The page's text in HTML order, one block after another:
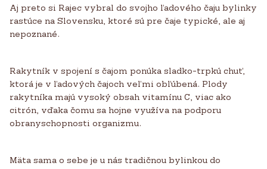
Aj preto si Rajec vybral do svojho ľadového čaju bylinky
rastúce na Slovensku, ktoré sú pre čaje typické, ale aj
nepoznané.
Rakytník v spojení s čajom ponúka sladko-trpkú chuť,
ktorá je v ľadových čajoch veľmi obľúbená. Plody
rakytníka majú vysoký obsah vitamínu C, viac ako
citrón, vďaka čomu sa hojne využíva na podporu
obranyschopnosti organizmu.
Mäta sama o sebe je u nás tradičnou bylinkou do